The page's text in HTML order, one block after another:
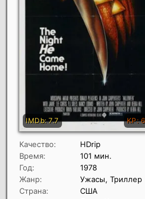
Качество:
HDrip
Время:
101 мин.
Год:
1978
Жанр:
Ужасы, Триллер
Страна:
США